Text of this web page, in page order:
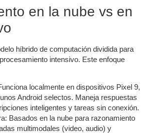
en la nube vs en
híbrido de computación dividida para
intensivo. Este enfoque
localmente en dispositivos Pixel 9,
Android selectos. Maneja respuestas
inteligentes y tareas sin conexión.
: Basados en la nube para razonamiento
multimodales (video, audio) y